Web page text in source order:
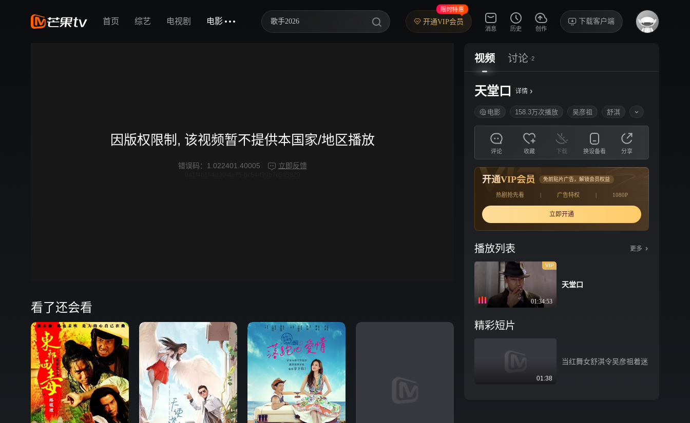
首页 综艺 电视剧 电影 歌手2026
忙忙碌碌寻宝藏2
开通VIP会员
限时特惠
消息 历史 创作
下载客户端
因版权限制, 该视频暂不提供本国家/地区播放
错误码： 1.022401.40005 立即反馈
看了还会看
视频 讨论 ·2
天堂口 详情 ›
电影 158.3万次播放 吴彦祖 舒淇
评论 收藏 下载 换设备看 分享
开通VIP会员 免前贴片广告，解锁会员权益
热剧抢先看 | 广告特权 | 1080P
立即开通
播放列表 更多
01:34:53
VIP
天堂口
精彩短片
01:38
当红舞女舒淇令吴彦祖着迷